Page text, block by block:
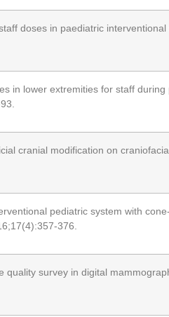
doses in paediatric
in lower extremities for staff
cranial modification on
pediatric system with
376.
survey in digital